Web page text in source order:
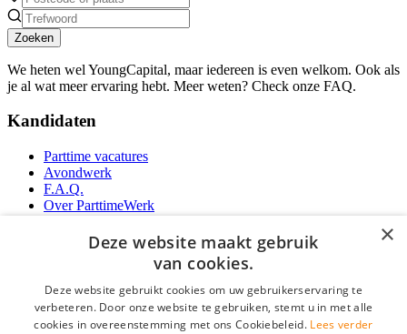
Zoeken
We heten wel YoungCapital, maar iedereen is even welkom. Ook als
je al wat meer ervaring hebt. Meer weten? Check onze FAQ.
Kandidaten
Parttime vacatures
Avondwerk
F.A.Q.
Over ParttimeWerk
YoungCapital Android App
Parttime personeel
Vacature aanmelden
×
Deze website maakt gebruik
van cookies.
Deze website gebruikt cookies om uw gebruikerservaring te
verbeteren. Door onze website te gebruiken, stemt u in met alle
cookies in overeenstemming met ons Cookiebeleid. Lees verder